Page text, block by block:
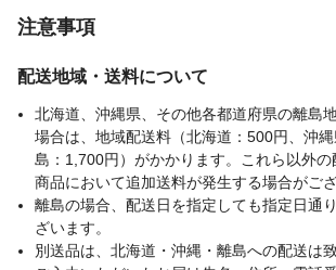
注意事項
配送地域・送料について
北海道、沖縄県、その他各都道府県の離島
場合は、地域配送料（北海道：500円、沖
島：1,700円）がかかります。これら以外
商品において追加送料が発生する場合がござ
離島の場合、配送日を指定しても指定日通
ざいます。
別送品は、北海道・沖縄・離島への配送は